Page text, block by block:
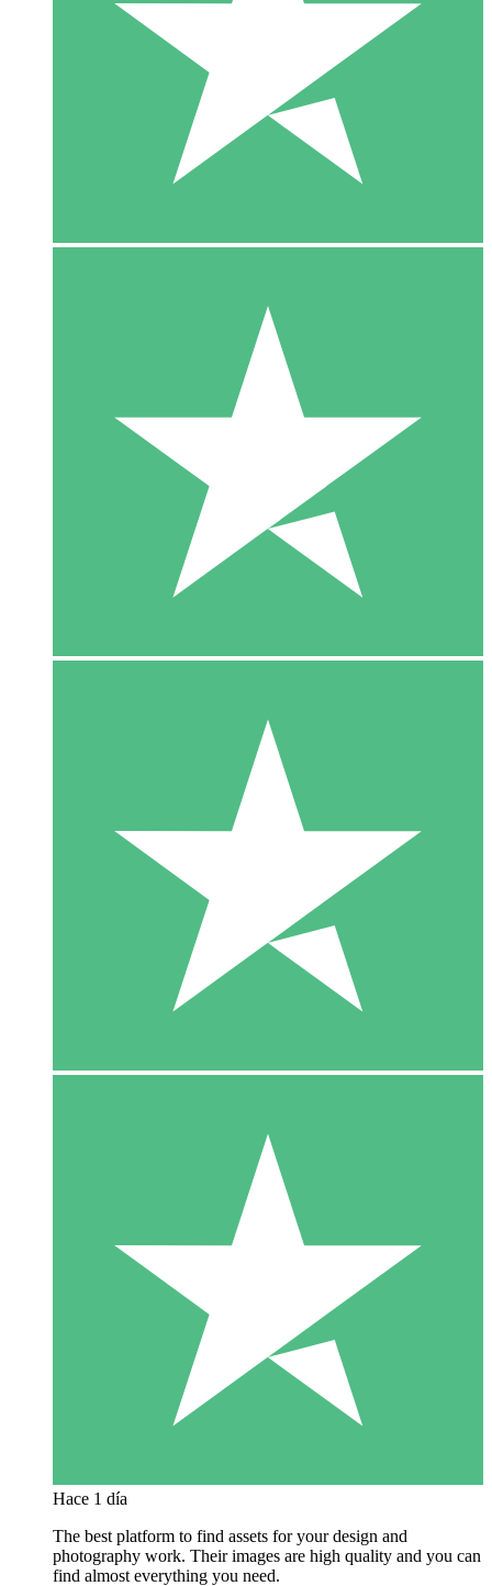
Hace 1 día
The best platform to find assets for your design and
photography work. Their images are high quality and you can
find almost everything you need.